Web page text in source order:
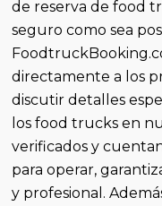
de reserva de food
seguro como sea
directamente a los
discutir detalles
los food trucks en
verificados y
para operar,
y profesional.